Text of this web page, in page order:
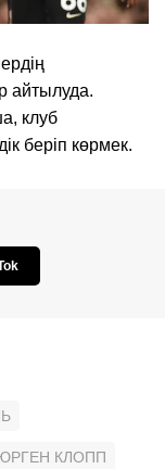
айтылуда.
клуб
беріп көрмек.
КЛОПП